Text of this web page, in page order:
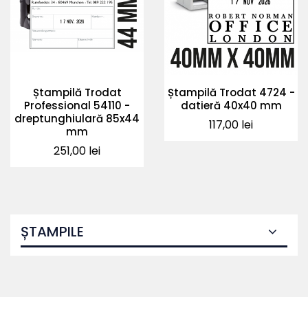
Ștampilă Trodat
Professional 54110 -
dreptunghiulară 85x44
mm
Pret
251,00 lei
Ștampilă Trodat 4724 -
datieră 40x40 mm
Pret
117,00 lei
ȘTAMPILE